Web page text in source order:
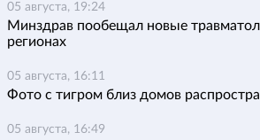
05 августа, 19:24
Минздрав пообещал новые
регионах
05 августа, 16:11
Фото с тигром близ домов
05 августа, 16:49